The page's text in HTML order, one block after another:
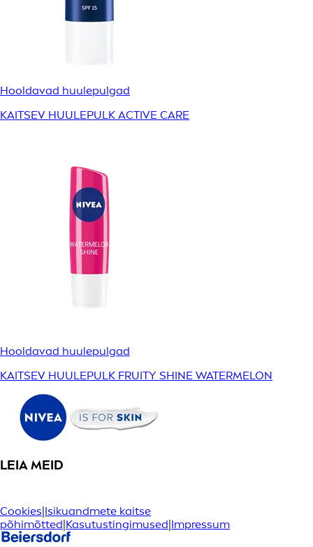
Hooldavad huulepulgad
KAITSEV HUULEPULK ACTIVE CARE
Hooldavad huulepulgad
KAITSEV HUULEPULK FRUITY SHINE WATERMELON
LEIA MEID
Cookies|Isikuandmete kaitse
põhimõtted|Kasutustingimused|Impressum